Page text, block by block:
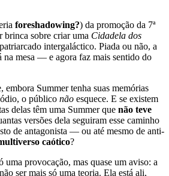
foreshadowing?) da promoção da 7ª
brinca sobre criar uma Cidadela dos
intergaláctico. Piada ou não, a
na mesa — e agora faz mais sentido do
embora Summer tenha suas memórias
o público não esquece. E se existem
delas têm uma Summer que não teve
versões dela seguiram esse caminho
de antagonista — ou até mesmo de anti-
caótico?
uma provocação, mas quase um aviso: a
ser mais só uma teoria. Ela está ali,